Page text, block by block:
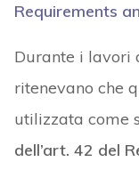
Requirements
Durante i lavori
ritenevano che
utilizzata come
dell’art. 42 del